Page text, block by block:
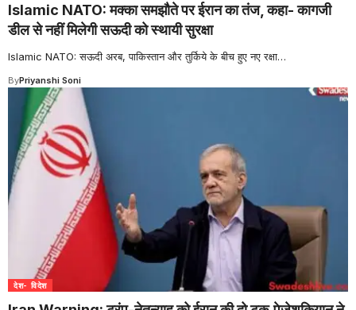
Islamic NATO: मक्का समझौते पर ईरान का तंज, कहा- कागजी
डील से नहीं मिलेगी सऊदी को स्थायी सुरक्षा
Islamic NATO: सऊदी अरब, पाकिस्तान और तुर्किये के बीच हुए नए रक्षा…
ByPriyanshi Soni
देश- विदेश